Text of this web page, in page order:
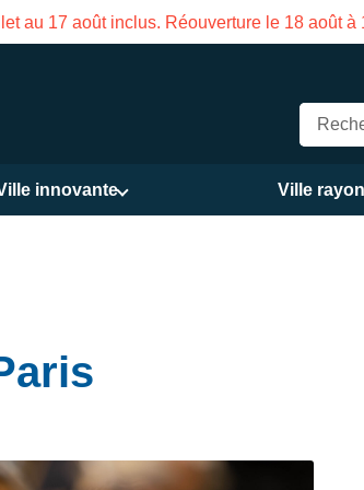
Vasco de Gama du 3 au 21 août
innovante Ville